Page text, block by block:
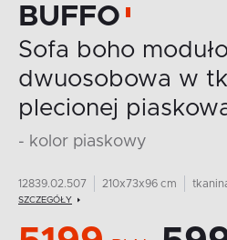
BUFFO
Sofa boho
dwuosobowa w
plecionej
- kolor piaskowy
12839.02.507 210x73x96 cm
SZCZEGÓŁY